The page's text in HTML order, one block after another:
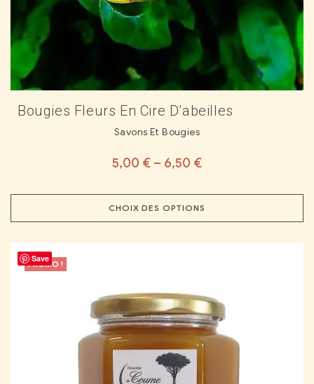
Bougies Fleurs En Cire D’abeilles
Savons Et Bougies
5,00 € – 6,50 €
CHOIX DES OPTIONS
Save
PROMO !